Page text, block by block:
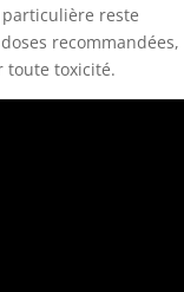
reste
recommandées,
toute toxicité.